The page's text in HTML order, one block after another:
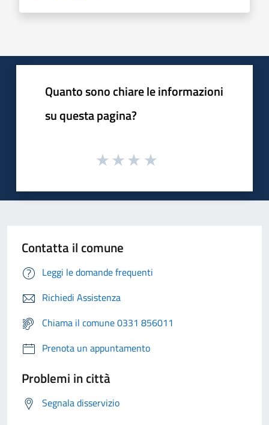
Quanto sono chiare le informazioni
su questa pagina?
Contatta il comune
Leggi le domande frequenti
Richiedi Assistenza
Chiama il comune 0331 856011
Prenota un appuntamento
Problemi in città
Segnala disservizio